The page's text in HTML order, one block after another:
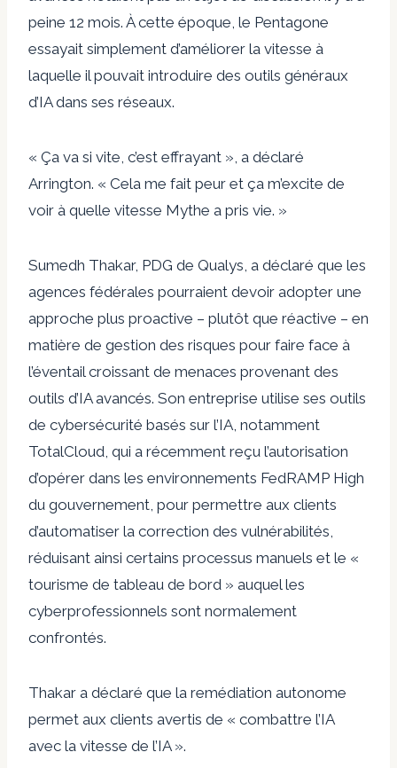
peine 12 mois. À cette époque, le Pentagone
essayait simplement d’améliorer la vitesse à
laquelle il pouvait introduire des outils généraux
d’IA dans ses réseaux.
« Ça va si vite, c’est effrayant », a déclaré
Arrington. « Cela me fait peur et ça m’excite de
voir à quelle vitesse Mythe a pris vie. »
Sumedh Thakar, PDG de Qualys, a déclaré que les
agences fédérales pourraient devoir adopter une
approche plus proactive – plutôt que réactive – en
matière de gestion des risques pour faire face à
l’éventail croissant de menaces provenant des
outils d’IA avancés. Son entreprise utilise ses outils
de cybersécurité basés sur l’IA, notamment
TotalCloud, qui a récemment reçu l’autorisation
d’opérer dans les environnements FedRAMP High
du gouvernement, pour permettre aux clients
d’automatiser la correction des vulnérabilités,
réduisant ainsi certains processus manuels et le «
tourisme de tableau de bord » auquel les
cyberprofessionnels sont normalement
confrontés.
Thakar a déclaré que la remédiation autonome
permet aux clients avertis de « combattre l’IA
avec la vitesse de l’IA ».